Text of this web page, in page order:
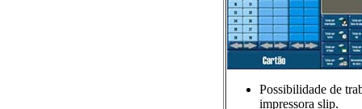
Possibilidade de
impressora slip.